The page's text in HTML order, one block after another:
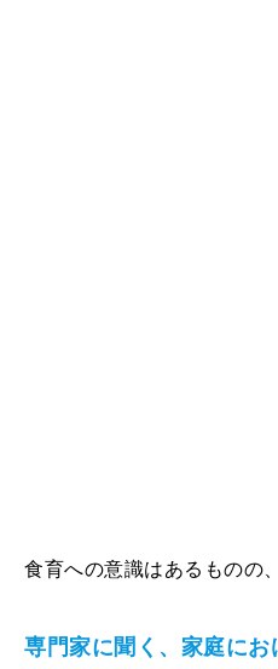
食育への意識はあるものの
専門家に聞く、家庭にお